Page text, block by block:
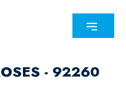
- 92260